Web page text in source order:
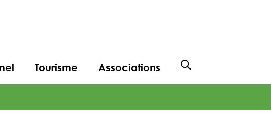
Tourisme Associations Afficher la